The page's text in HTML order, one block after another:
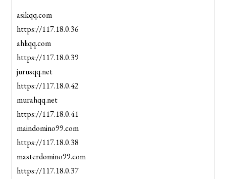
asikqq.com
https://117.18.0.36
ahliqq.com
https://117.18.0.39
jurusqq.net
https://117.18.0.42
murahqq.net
https://117.18.0.41
maindomino99.com
https://117.18.0.38
masterdomino99.com
https://117.18.0.37